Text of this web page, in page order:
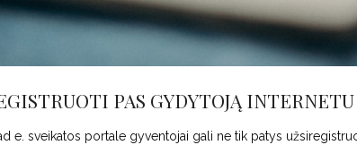
PAS GYDYTOJĄ
e. sveikatos portale gyventojai gali ne tik patys